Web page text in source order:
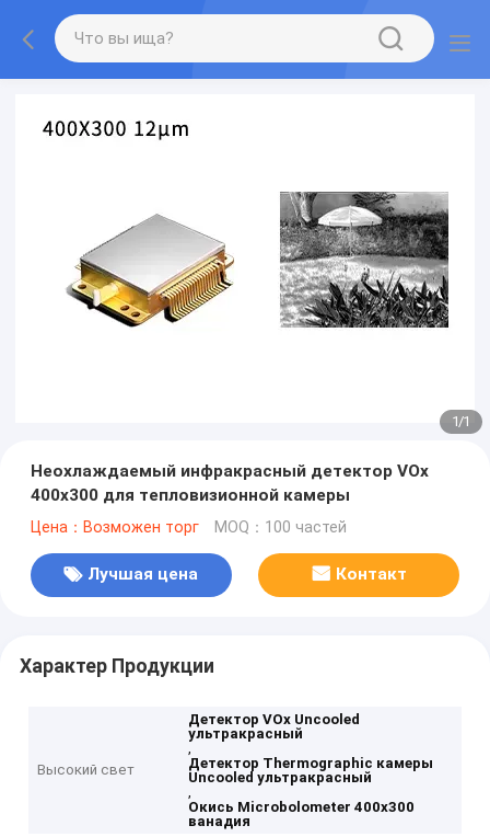
1/1
Неохлаждаемый инфракрасный детектор VOx
400x300 для тепловизионной камеры
Цена：Возможен торг MOQ：100 частей
Лучшая цена Контакт
Характер Продукции
Высокий свет
Детектор VOx Uncooled
ультракрасный
,
Детектор Thermographic камеры
Uncooled ультракрасный
,
Окись Microbolometer 400x300
ванадия